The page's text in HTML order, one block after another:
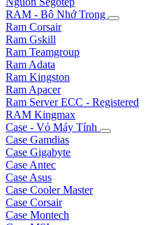
RAM - Bộ Nhớ Trong
Ram Corsair
Ram Gskill
Ram Teamgroup
Ram Adata
Ram Kingston
Ram Apacer
Ram Server ECC - Registered
RAM Kingmax
Case - Vỏ Máy Tính
Case Gamdias
Case Gigabyte
Case Antec
Case Asus
Case Cooler Master
Case Corsair
Case Montech